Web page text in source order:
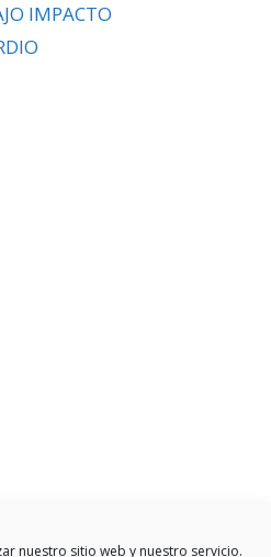
nuestro sitio web y nuestro servicio.
IMPACTO